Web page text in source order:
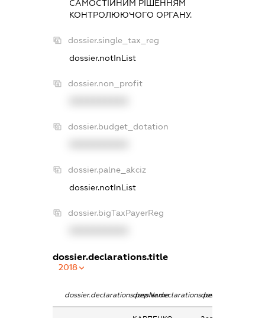
САМОСТIЙНИМ РIШЕННЯМ
КОНТРОЛЮЮЧОГО ОРГАНУ.
dossier.single_tax_reg
dossier.notInList
dossier.non_profit
dossier.budget_dotation
dossier.palne_akciz
dossier.notInList
dossier.bigTaxPayerReg
dossier.declarations.title
2018
dossier.declarations.pepNamedossier.declarations.personName